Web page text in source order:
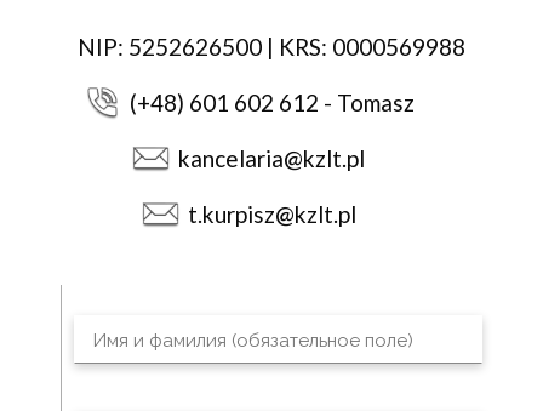
NIP: 5252626500 | KRS: 0000569988
(+48) 601 602 612 - Tomasz
kancelaria@kzlt.pl
t.kurpisz@kzlt.pl